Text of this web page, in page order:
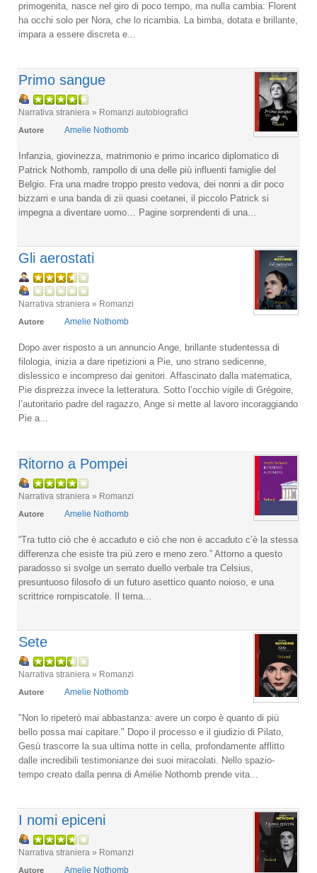
primogenita, nasce nel giro di poco tempo, ma nulla cambia: Florent
ha occhi solo per Nora, che lo ricambia. La bimba, dotata e brillante,
impara a essere discreta e...
Primo sangue
Narrativa straniera » Romanzi autobiografici
Autore Amelie Nothomb
Infanzia, giovinezza, matrimonio e primo incarico diplomatico di
Patrick Nothomb, rampollo di una delle più influenti famiglie del
Belgio. Fra una madre troppo presto vedova, dei nonni a dir poco
bizzarri e una banda di zii quasi coetanei, il piccolo Patrick si
impegna a diventare uomo… Pagine sorprendenti di una...
Gli aerostati
Narrativa straniera » Romanzi
Autore Amelie Nothomb
Dopo aver risposto a un annuncio Ange, brillante studentessa di
filologia, inizia a dare ripetizioni a Pie, uno strano sedicenne,
dislessico e incompreso dai genitori. Affascinato dalla matematica,
Pie disprezza invece la letteratura. Sotto l’occhio vigile di Grégoire,
l’autoritario padre del ragazzo, Ange si mette al lavoro incoraggiando
Pie a...
Ritorno a Pompei
Narrativa straniera » Romanzi
Autore Amelie Nothomb
“Tra tutto ciò che è accaduto e ciò che non è accaduto c’è la stessa
differenza che esiste tra più zero e meno zero.” Attorno a questo
paradosso si svolge un serrato duello verbale tra Celsius,
presuntuoso filosofo di un futuro asettico quanto noioso, e una
scrittrice rompiscatole. Il tema...
Sete
Narrativa straniera » Romanzi
Autore Amelie Nothomb
"Non lo ripeterò mai abbastanza: avere un corpo è quanto di più
bello possa mai capitare." Dopo il processo e il giudizio di Pilato,
Gesù trascorre la sua ultima notte in cella, profondamente afflitto
dalle incredibili testimonianze dei suoi miracolati. Nello spazio-
tempo creato dalla penna di Amélie Nothomb prende vita...
I nomi epiceni
Narrativa straniera » Romanzi
Autore Amelie Nothomb